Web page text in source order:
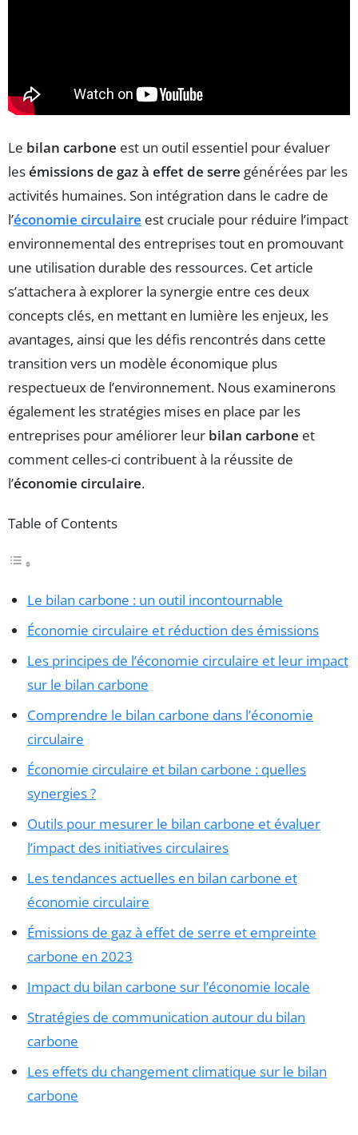
Le bilan carbone est un outil essentiel pour évaluer
lesémissions de gaz à effet de serre générées par les
activités humaines. Son intégration dans le cadre de
l’économie circulaire est cruciale pour réduire l’impact
environnemental des entreprises tout en promouvant
une utilisation durable des ressources. Cet article
s’attachera à explorer la synergie entre ces deux
concepts clés, en mettant en lumière les enjeux, les
avantages, ainsi que les défis rencontrés dans cette
transition vers un modèle économique plus
respectueux de l’environnement. Nous examinerons
également les stratégies mises en place par les
entreprises pour améliorer leur bilan carbone et
comment celles-ci contribuent à la réussite de
l’économie circulaire.
Table of Contents
Le bilan carbone : un outil incontournable
Économie circulaire et réduction des émissions
Les principes de l’économie circulaire et leur impact
sur le bilan carbone
Comprendre le bilan carbone dans l’économie
circulaire
Économie circulaire et bilan carbone : quelles
synergies ?
Outils pour mesurer le bilan carbone et évaluer
l’impact des initiatives circulaires
Les tendances actuelles en bilan carbone et
économie circulaire
Émissions de gaz à effet de serre et empreinte
carbone en 2023
Impact du bilan carbone sur l’économie locale
Stratégies de communication autour du bilan
carbone
Les effets du changement climatique sur le bilan
carbone